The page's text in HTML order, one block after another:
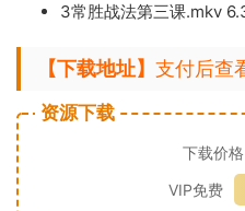
3常胜战法第三课.mkv 6
【下载地址】 支付后查
资源下载
下载价格
VIP免费